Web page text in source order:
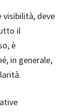
visibilità, deve
il
è
in generale,